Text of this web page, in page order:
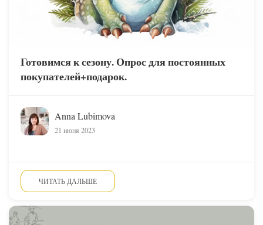
Готовимся к сезону. Опрос для постоянных
покупателей+подарок.
Anna Lubimova
21 июня 2023
ЧИТАТЬ ДАЛЬШЕ